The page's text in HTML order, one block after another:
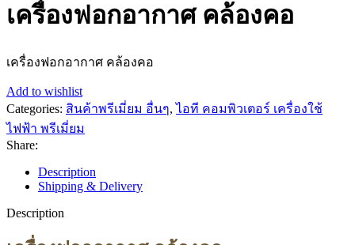
เครื่องฟอกอากาศ คล้องคอ
เครื่องฟอกอากาศ คล้องคอ
Add to wishlist
Categories: สินค้าพรีเมี่ยม อื่นๆ, ไอที คอมพิวเตอร์ เครื่องใช้
ไฟฟ้า พรีเมี่ยม
Share:
Description
Shipping & Delivery
Description